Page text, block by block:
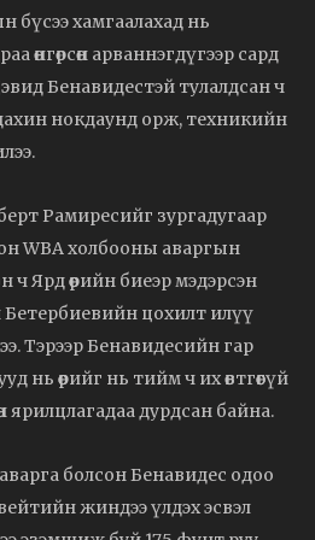
бүсээ хамгаалахад нь
өнгөрсөн арваннэгдүгээр сард
Бенавидестэй тулалдсан ч
нокдаунд орж, техникийн
Рамиресийг зургадугаар
WBA холбооны аваргын
Ярд өөрийн биеэр мэдэрсэн
Бетербиевийн цохилт илүү
Тэрээр Бенавидесийн гар
нь өөрийг нь тийм ч их өвтгөөгүй
ярилцлагадаа дурдсан байна.
болсон Бенавидес одоо
жиндээ үлдэх эсвэл